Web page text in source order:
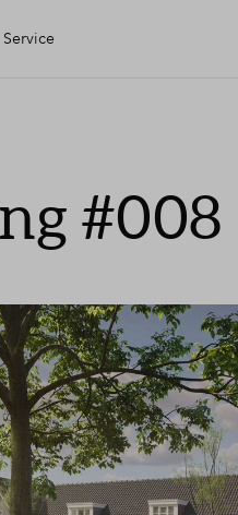
Service
check
bouwkavel
#008